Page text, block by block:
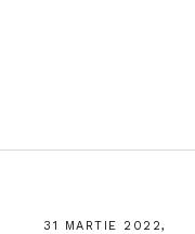
31 MARTIE 2022,